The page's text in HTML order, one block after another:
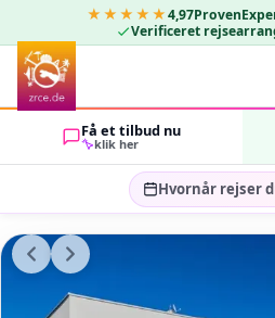
★★★★★4,97
Verificeret
Få et tilbud nu
klik her
Hvornår rejser
Vælg
GÆSTER